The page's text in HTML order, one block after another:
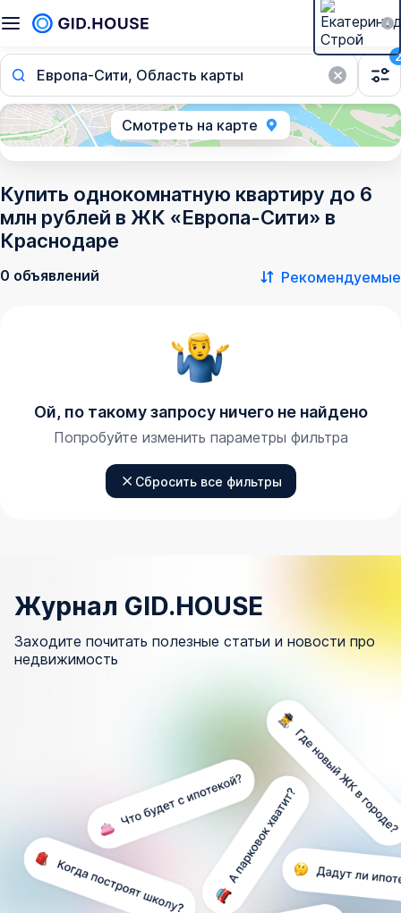
Европа-Сити, Область карты
2
Смотреть на карте
Купить однокомнатную квартиру до 6
млн рублей в ЖК «Европа-Сити» в
Краснодаре
0 объявлений Рекомендуемые
Ой, по такому запросу ничего не найдено
Попробуйте изменить параметры фильтра
Сбросить все фильтры
Журнал GID.HOUSE
Заходите почитать полезные статьи и новости про
недвижимость